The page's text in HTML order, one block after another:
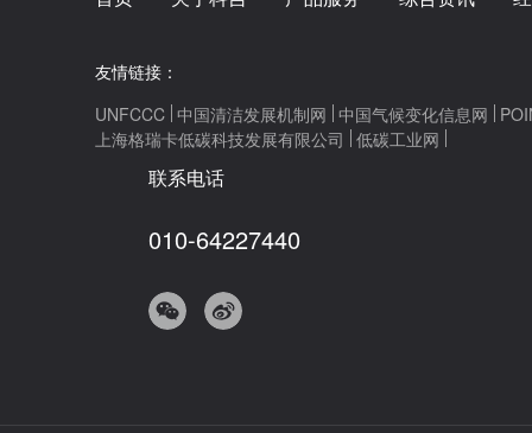
友情链接：
UNFCCC 中国清洁发展机制网 中国气候变化信息网
上海格瑞卡低碳科技发展有限公司 低碳工业网
联系电话
010-64227440